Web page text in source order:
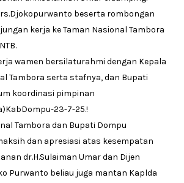
beserta rombongan
kerja ke Taman Nasional Tambora
wamen bersilaturahmi dengan Kepala
Tambora serta stafnya, dan Bupati
koordinasi pimpinan
23-7-25.!
Tambora dan Bupati Dompu
dan apresiasi atas kesempatan
dr.H.Sulaiman Umar dan Dijen
Purwanto beliau juga mantan Kaplda